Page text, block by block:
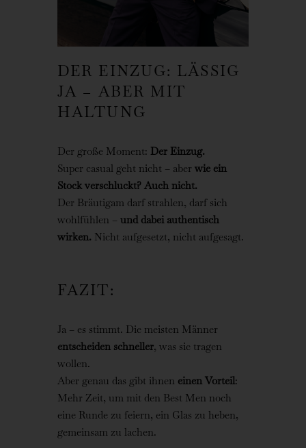
DER EINZUG: LÄSSIG
JA – ABER MIT
HALTUNG
Der große Moment: Der Einzug.
Super casual geht nicht – aber wie ein
Stock verschluckt? Auch nicht.
Der Bräutigam darf strahlen, darf sich
wohlfühlen – und dabei authentisch
wirken. Nicht aufgesetzt, nicht aufgesagt.
FAZIT:
Ja – es stimmt. Die meisten Männer
entscheiden schneller, was sie tragen
wollen.
Aber genau das gibt ihnen einen Vorteil:
Mehr Zeit, um mit den Best Men noch
eine Runde zu feiern, ein Glas zu heben,
gemeinsam zu lachen.